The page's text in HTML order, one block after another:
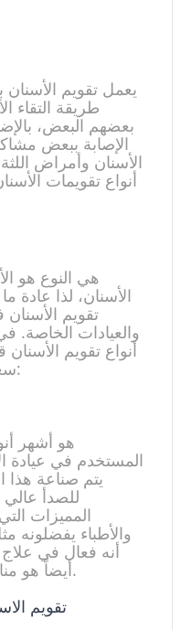
يعمل تقويم
طريقة التقاء
بعضهم البعض،
الإصابة ببعض
الأسنان وأمراض
أنواع تقويمات
هي النوع هو
الأسنان، لذا
تقويم
والعيادات الخاصة.
أنواع تقويم
سعرها، تشمل الأنواع ما يلي:
هو أشهر
المستخدم في عيادة
يتم صناعة هذا
للصدأ عالي
المميزات
والأطباء يفضلونه
أنه فعال في علاج
أيضاً هو مناسب لكبار السن والأطفال.
تقويم